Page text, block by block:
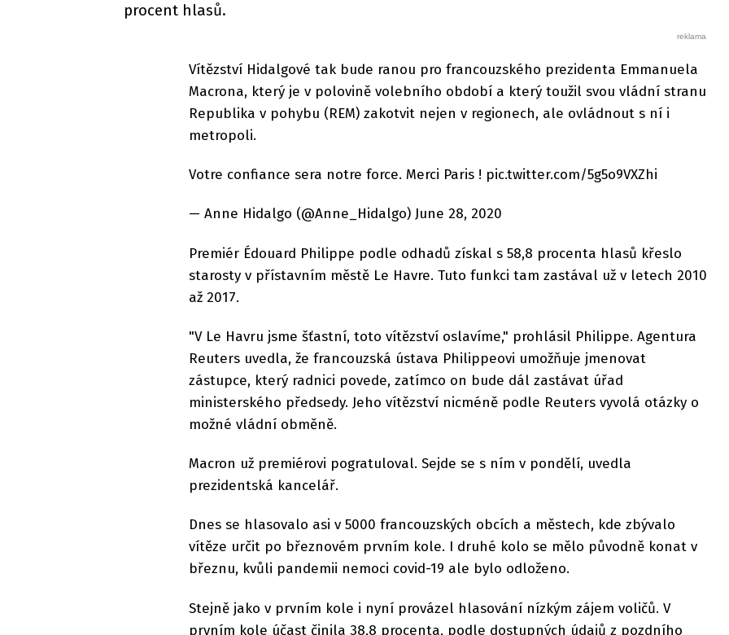
procent hlasů.
Vítězství Hidalgové tak bude ranou pro francouzského prezidenta Emmanuela
Macrona, který je v polovině volebního období a který toužil svou vládní stranu
Republika v pohybu (REM) zakotvit nejen v regionech, ale ovládnout s ní i
metropoli.
Votre confiance sera notre force. Merci Paris ! pic.twitter.com/5g5o9VXZhi
— Anne Hidalgo (@Anne_Hidalgo) June 28, 2020
Premiér Édouard Philippe podle odhadů získal s 58,8 procenta hlasů křeslo
starosty v přístavním městě Le Havre. Tuto funkci tam zastával už v letech 2010
až 2017.
"V Le Havru jsme šťastní, toto vítězství oslavíme," prohlásil Philippe. Agentura
Reuters uvedla, že francouzská ústava Philippeovi umožňuje jmenovat
zástupce, který radnici povede, zatímco on bude dál zastávat úřad
ministerského předsedy. Jeho vítězství nicméně podle Reuters vyvolá otázky o
možné vládní obměně.
Macron už premiérovi pogratuloval. Sejde se s ním v pondělí, uvedla
prezidentská kancelář.
Dnes se hlasovalo asi v 5000 francouzských obcích a městech, kde zbývalo
vítěze určit po březnovém prvním kole. I druhé kolo se mělo původně konat v
březnu, kvůli pandemii nemoci covid-19 ale bylo odloženo.
Stejně jako v prvním kole i nyní provázel hlasování nízkým zájem voličů. V
prvním kole účast činila 38,8 procenta, podle dostupných údajů z pozdního